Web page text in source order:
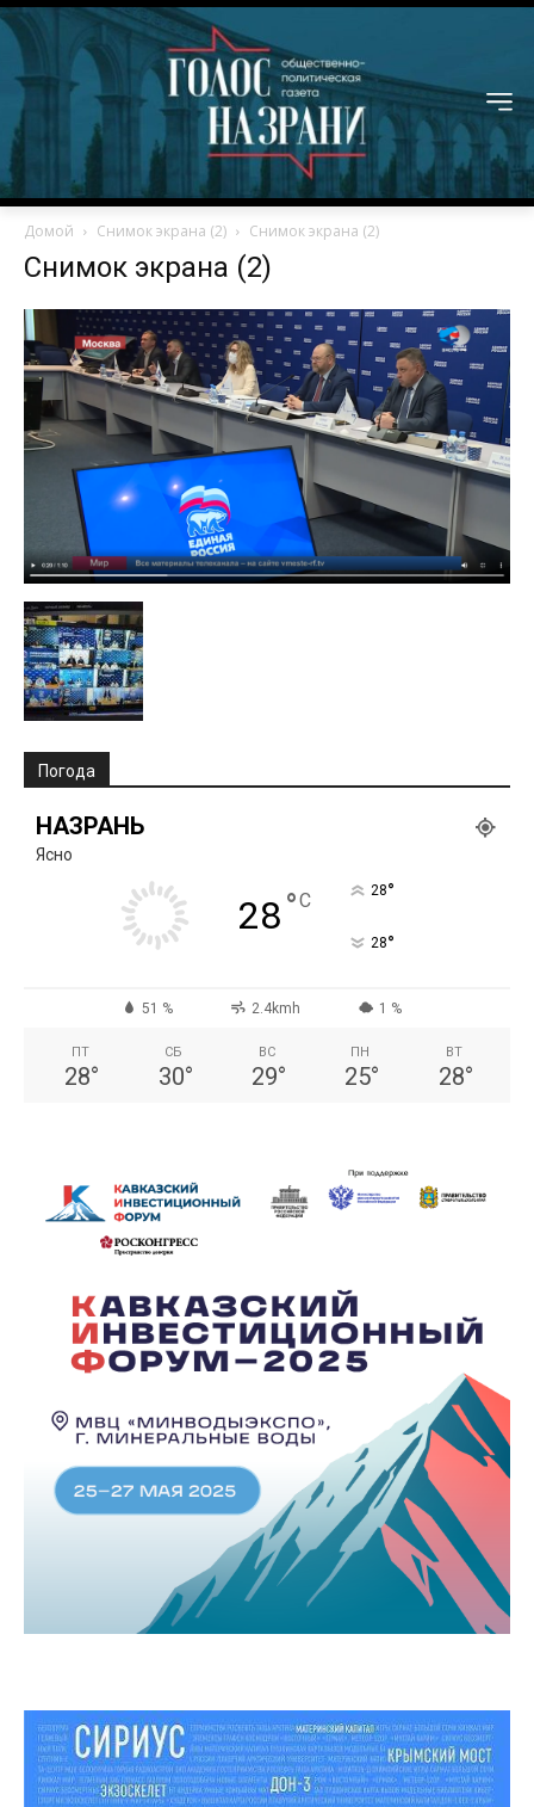
Домой Снимок экрана (2) Снимок экрана (2)
Снимок экрана (2)
Погода
НАЗРАНЬ
Ясно
28°C 28°
28°
51 % 2.4kmh 1 %
ПТ
28°
СБ
30°
ВС
29°
ПН
25°
ВТ
28°